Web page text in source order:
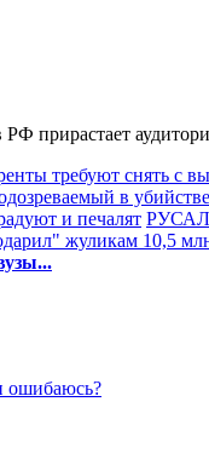
прирастает
требуют снять с
в
и печалят РУСАЛ
жуликам 10,5
ошибаюсь?